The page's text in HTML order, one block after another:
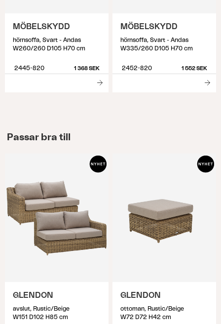
MÖBELSKYDD
hörnsoffa, Svart - Andas
W260/260 D105 H70 cm
2445-820 1 368 SEK
MÖBELSKYDD
hörnsoffa, Svart - Andas
W335/260 D105 H70 cm
2452-820 1 552 SEK
Passar bra till
GLENDON
avslut, Rustic/Beige
W151 D102 H85 cm
GLENDON
ottoman, Rustic/Beige
W72 D72 H42 cm